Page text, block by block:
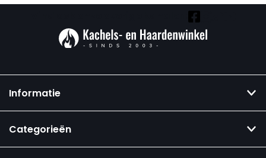
Informatie
Categorieën